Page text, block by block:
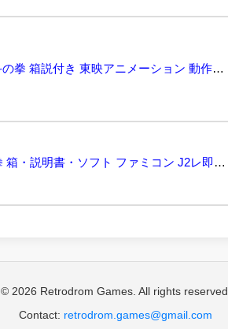
★☆Y1810A ファミコン ソフト 北斗の拳 箱説付き 東映アニメーション 動作未確認 保管品 ★...
★何点でも送料２３０円★ 北斗の拳 箱・説明書・ソフト ファミコン J2レ即発送 FC 動作確認済み...
© 2026 Retrodrom Games. All rights reserved.
Contact: retrodrom.games@gmail.com